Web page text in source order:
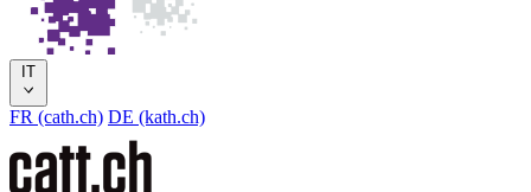
IT
FR (cath.ch) DE (kath.ch)